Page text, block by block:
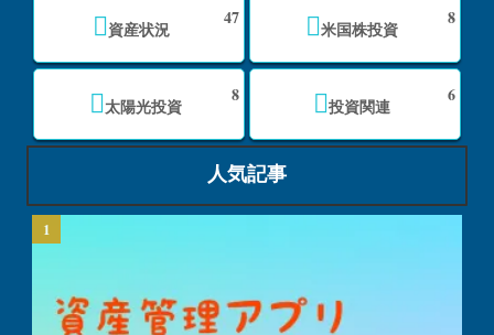
資産状況
47
米国株投資
8
太陽光投資
8
投資関連
6
人気記事